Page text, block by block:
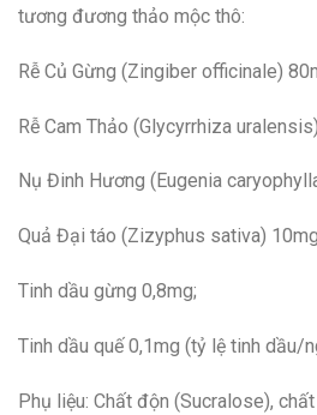
tương đương thảo mộc thô:
Rễ Củ Gừng (Zingiber officinale)
Rễ Cam Thảo (Glycyrrhiza
Nụ Đinh Hương (Eugenia
Quả Đại táo (Zizyphus sativa)
Tinh dầu gừng 0,8mg;
Tinh dầu quế 0,1mg (tỷ lệ tinh dầu/
Phụ liệu: Chất độn (Sucralose),